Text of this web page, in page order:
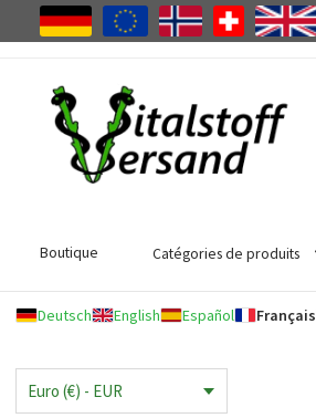
Aller
navigation
Aller
contenu
Boutique Catégories de produits
Deutsch English Español Français
Euro (€) - EUR